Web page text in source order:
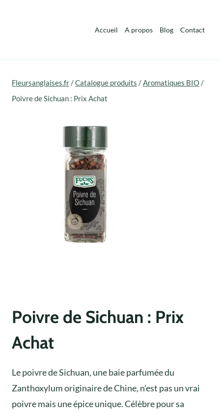
Accueil A propos Blog Contact
Fleursanglaises.fr/Catalogue produits /Aromatiques BIO/
Poivre de Sichuan : Prix Achat
Poivre de Sichuan : Prix
Achat
Le poivre de Sichuan, une baie parfumée du
Zanthoxylum originaire de Chine, n’est pas un vrai
poivre mais une épice unique. Célèbre pour sa